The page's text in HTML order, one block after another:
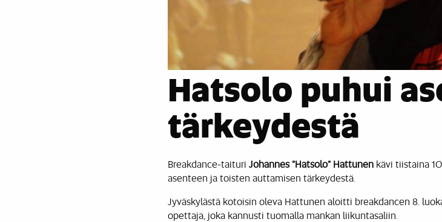
Hatsolo puhui
tärkeydestä
Breakdance-taituri Johannes ”Hatsolo” Hattunen kävi tiistaina
asenteen ja toisten auttamisen tärkeydestä.
Jyväskylästä kotoisin oleva Hattunen aloitti breakdancen 8.
opettaja, joka kannusti tuomalla mankan liikuntasaliin.